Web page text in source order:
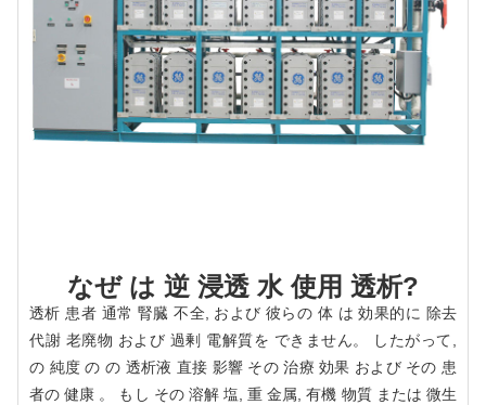
なぜ は 逆 浸透 水 使用 透析?
透析 患者 通常 腎臓 不全, および 彼らの 体 は 効果的に 除去
代謝 老廃物 および 過剰 電解質を できません。 したがって,
の 純度 の の 透析液 直接 影響 その 治療 効果 および その 患
者の 健康 。 もし その 溶解 塩, 重 金属, 有機 物質 または 微生